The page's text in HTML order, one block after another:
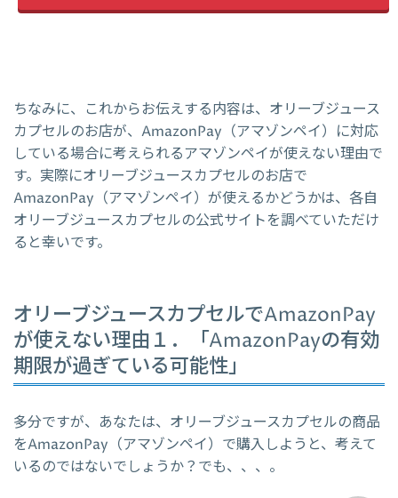
ちなみに、これからお伝えする内容は、オリーブジュース
カプセルのお店が、AmazonPay（アマゾンペイ）に対応
している場合に考えられるアマゾンペイが使えない理由で
す。実際にオリーブジュースカプセルのお店で
AmazonPay（アマゾンペイ）が使えるかどうかは、各自
オリーブジュースカプセルの公式サイトを調べていただけ
ると幸いです。
オリーブジュースカプセルでAmazonPay
が使えない理由１．「AmazonPayの有効
期限が過ぎている可能性」
多分ですが、あなたは、オリーブジュースカプセルの商品
をAmazonPay（アマゾンペイ）で購入しようと、考えて
いるのではないでしょうか？でも、、、。